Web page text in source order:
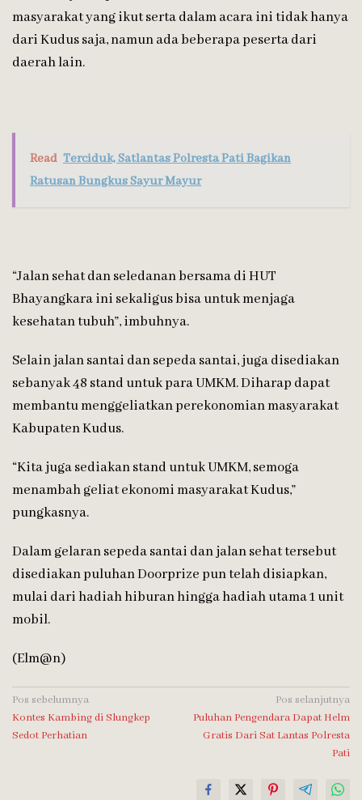
masyarakat yang ikut serta dalam acara ini tidak hanya
dari Kudus saja, namun ada beberapa peserta dari
daerah lain.
Read Terciduk, Satlantas Polresta Pati Bagikan
Ratusan Bungkus Sayur Mayur
“Jalan sehat dan seledanan bersama di HUT
Bhayangkara ini sekaligus bisa untuk menjaga
kesehatan tubuh”, imbuhnya.
Selain jalan santai dan sepeda santai, juga disediakan
sebanyak 48 stand untuk para UMKM. Diharap dapat
membantu menggeliatkan perekonomian masyarakat
Kabupaten Kudus.
“Kita juga sediakan stand untuk UMKM, semoga
menambah geliat ekonomi masyarakat Kudus,”
pungkasnya.
Dalam gelaran sepeda santai dan jalan sehat tersebut
disediakan puluhan Doorprize pun telah disiapkan,
mulai dari hadiah hiburan hingga hadiah utama 1 unit
mobil.
(Elm@n)
Navigasi
pos
Pos sebelumnya
Kontes Kambing di Slungkep
Sedot Perhatian
Pos selanjutnya
Puluhan Pengendara Dapat Helm
Gratis Dari Sat Lantas Polresta
Pati